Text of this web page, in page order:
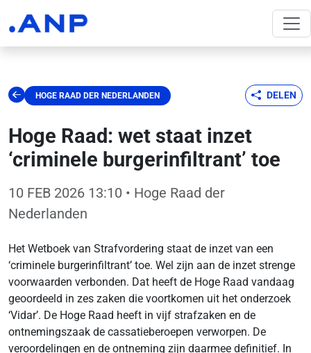
HOGE RAAD DER NEDERLANDEN DELEN
Hoge Raad: wet staat inzet
‘criminele burgerinfiltrant’ toe
10 FEB 2026 13:10 • Hoge Raad der
Nederlanden
Het Wetboek van Strafvordering staat de inzet van een
‘criminele burgerinfiltrant’ toe. Wel zijn aan de inzet strenge
voorwaarden verbonden. Dat heeft de Hoge Raad vandaag
geoordeeld in zes zaken die voortkomen uit het onderzoek
‘Vidar’. De Hoge Raad heeft in vijf strafzaken en de
ontnemingszaak de cassatieberoepen verworpen. De
veroordelingen en de ontneming zijn daarmee definitief. In